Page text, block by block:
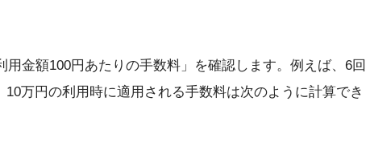
金額100円あたりの手数料」を確認します。例えば、6回
万円の利用時に適用される手数料は次のように計算でき